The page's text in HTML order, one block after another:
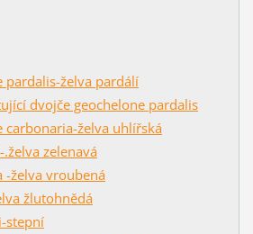
pardalis-želva pardálí
dvojče geochelone pardalis
carbonaria-želva uhlířská
zelenavá
-želva vroubená
žlutohnědá
stepní